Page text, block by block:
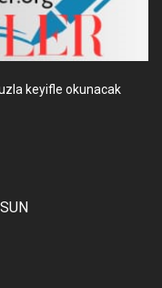
keyifle okunacak